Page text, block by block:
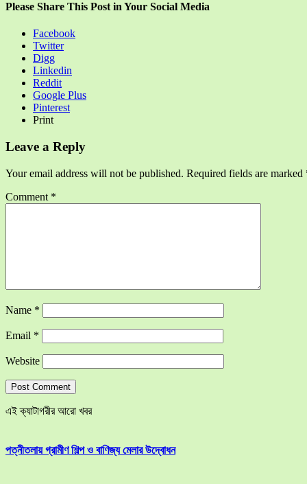
Please Share This Post in Your Social Media
Facebook
Twitter
Digg
Linkedin
Reddit
Google Plus
Pinterest
Print
Leave a Reply
Your email address will not be published. Required fields are marked
Comment *
Name *
Email *
Website
এই ক্যাটাগরীর আরো খবর
পত্নীতলায় গ্রামীণ শিল্প ও বাণিজ্য মেলার উদ্বোধন